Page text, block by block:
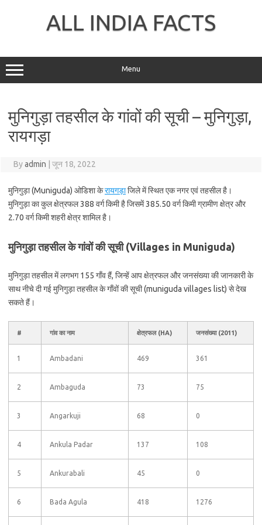
ALL INDIA FACTS
Menu
मुनिगुड़ा तहसील के गांवों की सूची – मुनिगुड़ा,
रायगड़ा
Byadmin जून 18, 2022
मुनिगुड़ा (Muniguda) ओडिशा केरायगड़ाजिले में स्थित एक नगर एवं तहसील है।
मुनिगुड़ा का कुल क्षेत्रफल 388 वर्ग किमी है जिसमें 385.50 वर्ग किमी ग्रामीण क्षेत्र और
2.70 वर्ग किमी शहरी क्षेत्र शामिल है।
मुनिगुड़ा तहसील के गांवों की सूची (Villages in Muniguda)
मुनिगुड़ा तहसील में लगभग 155 गाँव हैं, जिन्हें आप क्षेत्रफल और जनसंख्या की जानकारी के
साथ नीचे दी गई मुनिगुड़ा तहसील के गाँवों की सूची (muniguda villages list) से देख
सकते हैं।
# गांव का नाम क्षेत्रफल (HA) जनसंख्या (2011)
1 Ambadani 469 361
2 Ambaguda 73 75
3 Angarkuji 68 0
4 Ankula Padar 137 108
5 Ankurabali 45 0
6 Bada Agula 418 1276